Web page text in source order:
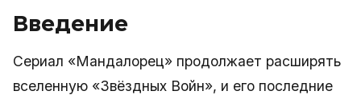
Введение
Сериал «Мандалорец» продолжает расширять
вселенную «Звёздных Войн», и его последние